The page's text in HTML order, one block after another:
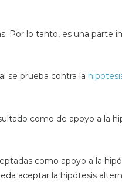
Por lo tanto, es una parte
se prueba contra la
como de apoyo a la
como apoyo a la
aceptar la hipótesis